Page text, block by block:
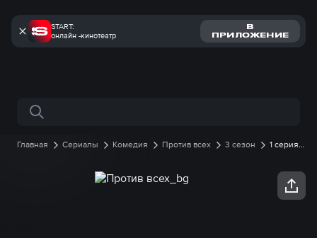
START:
онлайн -кинотеатр
В
ПРИЛОЖЕНИЕ
Поиск по сайту
Главная Сериалы Комедия Против всех 3 сезон
1 серия